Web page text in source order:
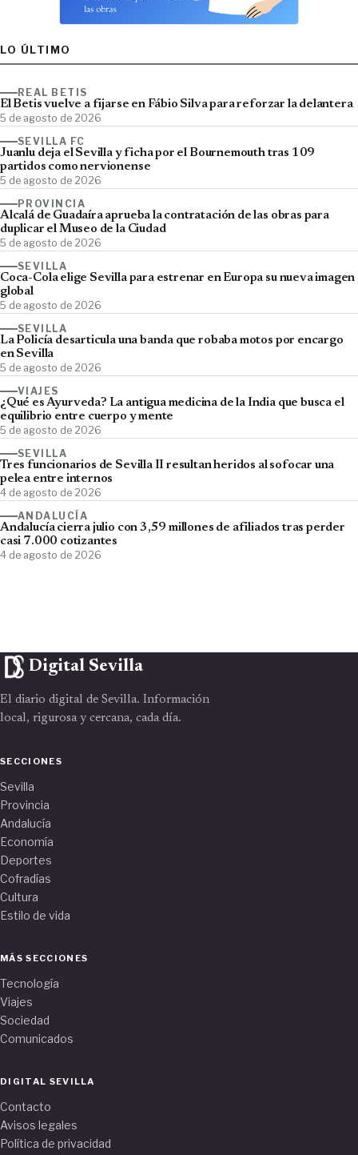
LO ÚLTIMO
REAL BETIS
El Betis vuelve a fijarse en Fábio Silva para reforzar la delantera
5 de agosto de 2026
SEVILLA FC
Juanlu deja el Sevilla y ficha por el Bournemouth tras 109
partidos como nervionense
5 de agosto de 2026
PROVINCIA
Alcalá de Guadaíra aprueba la contratación de las obras para
duplicar el Museo de la Ciudad
5 de agosto de 2026
SEVILLA
Coca-Cola elige Sevilla para estrenar en Europa su nueva imagen
global
5 de agosto de 2026
SEVILLA
La Policía desarticula una banda que robaba motos por encargo
en Sevilla
5 de agosto de 2026
VIAJES
¿Qué es Ayurveda? La antigua medicina de la India que busca el
equilibrio entre cuerpo y mente
5 de agosto de 2026
SEVILLA
Tres funcionarios de Sevilla II resultan heridos al sofocar una
pelea entre internos
4 de agosto de 2026
ANDALUCÍA
Andalucía cierra julio con 3,59 millones de afiliados tras perder
casi 7.000 cotizantes
4 de agosto de 2026
Digital Sevilla
El diario digital de Sevilla. Información
local, rigurosa y cercana, cada día.
SECCIONES
Sevilla
Provincia
Andalucía
Economía
Deportes
Cofradías
Cultura
Estilo de vida
MÁS SECCIONES
Tecnología
Viajes
Sociedad
Comunicados
DIGITAL SEVILLA
Contacto
Avisos legales
Política de privacidad